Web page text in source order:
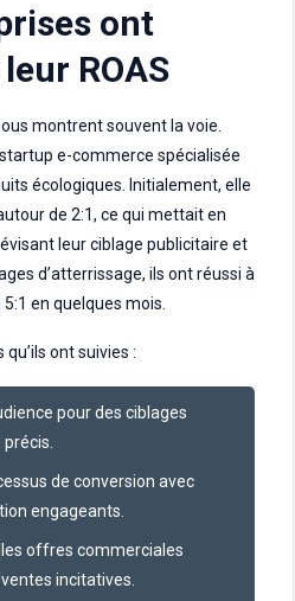
ont
ROAS
montrent souvent la voie.
startup e-commerce spécialisée
écologiques. Initialement, elle
de 2:1, ce qui mettait en
leur ciblage publicitaire et
d’atterrissage, ils ont réussi à
en quelques mois.
ont suivies :
pour des ciblages
de conversion avec
engageants.
offres commerciales
incitatives.